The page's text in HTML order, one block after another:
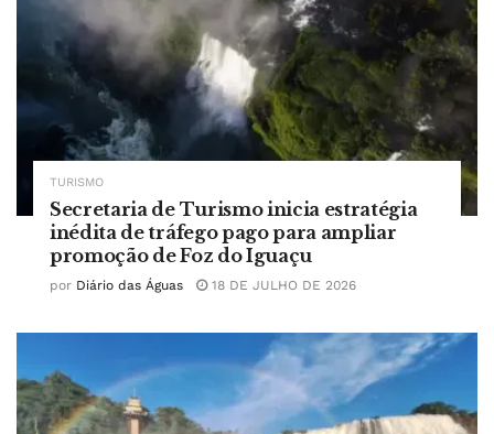
TURISMO
Secretaria de Turismo inicia estratégia
inédita de tráfego pago para ampliar
promoção de Foz do Iguaçu
por Diário das Águas 18 DE JULHO DE 2026